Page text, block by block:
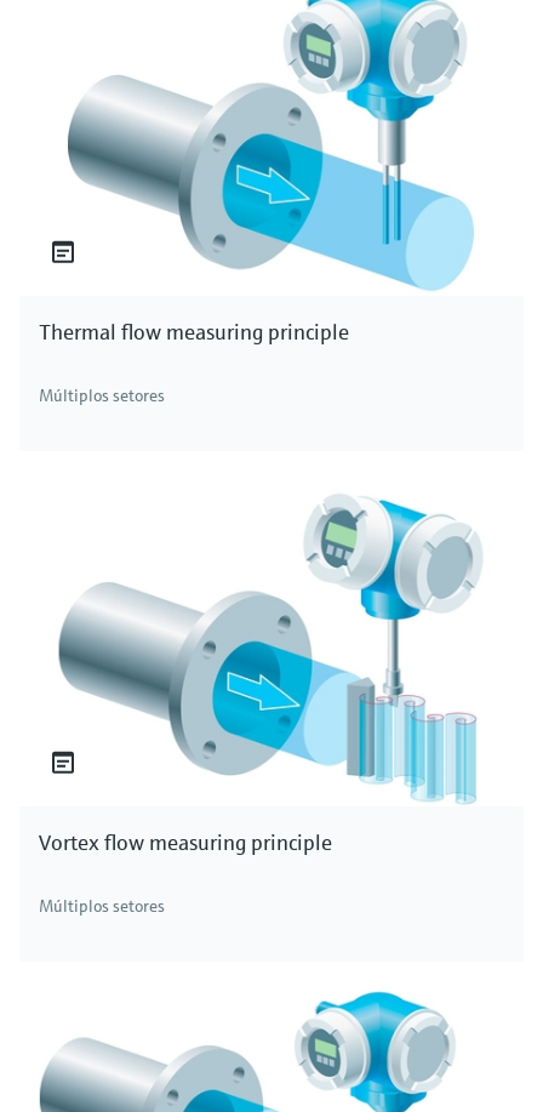
Thermal flow measuring principle
Múltiplos setores
Vortex flow measuring principle
Múltiplos setores